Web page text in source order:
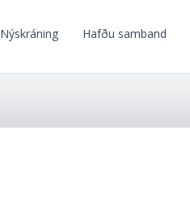
Nýskráning Hafðu samband